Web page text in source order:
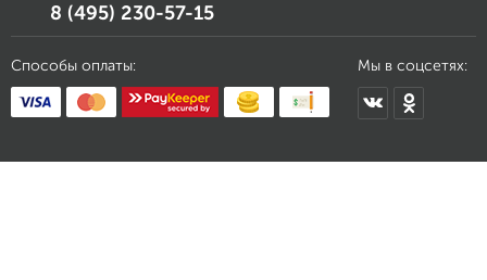
8 (495) 230-57-15
Способы оплаты: Мы в соцсетях: